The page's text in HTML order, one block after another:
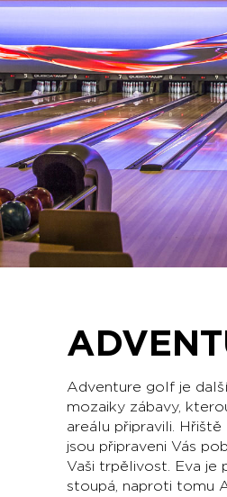
Adventure golf je
mozaiky zábavy,
areálu připravili. Hřiště
jsou připraveni Vás
Vaši trpělivost. Eva je
stoupá, naproti tomu